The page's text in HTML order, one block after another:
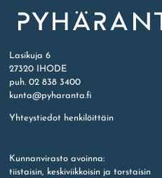
Lasikuja 6
27320 IHODE
puh. 02 838 3400
kunta@pyharanta.fi
Yhteystiedot henkilöittäin
Kunnanvirasto avoinna:
tiistaisin, keskiviikkoisin ja torstaisin